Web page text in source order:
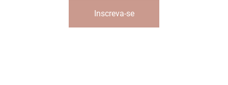
Inscreva-se